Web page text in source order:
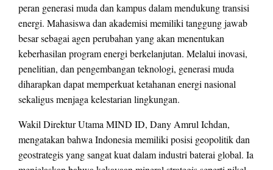
peran generasi muda dan kampus dalam mendukung transisi
energi. Mahasiswa dan akademisi memiliki tanggung jawab
besar sebagai agen perubahan yang akan menentukan
keberhasilan program energi berkelanjutan. Melalui inovasi,
penelitian, dan pengembangan teknologi, generasi muda
diharapkan dapat memperkuat ketahanan energi nasional
sekaligus menjaga kelestarian lingkungan.
Wakil Direktur Utama MIND ID, Dany Amrul Ichdan,
mengatakan bahwa Indonesia memiliki posisi geopolitik dan
geostrategis yang sangat kuat dalam industri baterai global. Ia